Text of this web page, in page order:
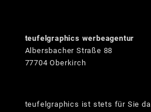
teufelgraphics werbeagentur
Albersbacher Straße 88
77704 Oberkirch
teufelgraphics ist stets für Sie da